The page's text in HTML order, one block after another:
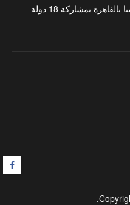
بمشاركة 18 دولة
F